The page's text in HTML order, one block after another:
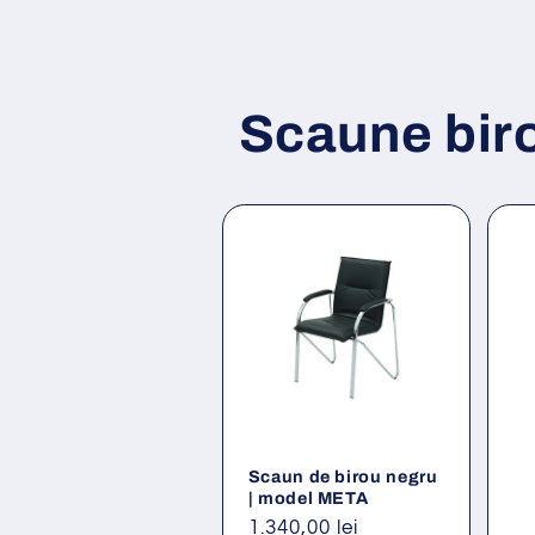
Scaune
Scaun de birou negru
| model META
Preț
1.340,00 lei